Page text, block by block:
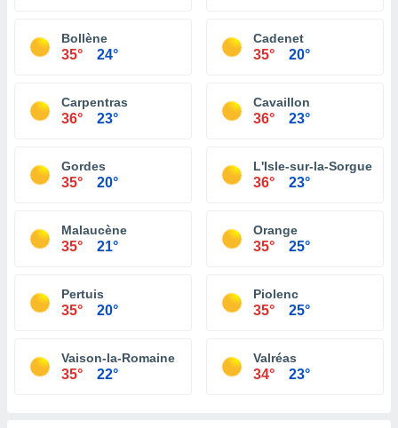
Bollène
35° 24°
Cadenet
35° 20°
Carpentras
36° 23°
Cavaillon
36° 23°
Gordes
35° 20°
L'Isle-sur-la-Sorgue
36° 23°
Malaucène
35° 21°
Orange
35° 25°
Pertuis
35° 20°
Piolenc
35° 25°
Vaison-la-Romaine
35° 22°
Valréas
34° 23°